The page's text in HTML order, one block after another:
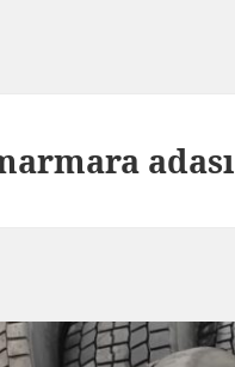
adası